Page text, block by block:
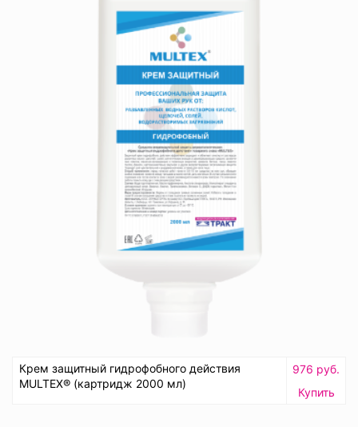
Крем защитный гидрофобного действия
MULTEX® (картридж 2000 мл)
976 руб.
Купить